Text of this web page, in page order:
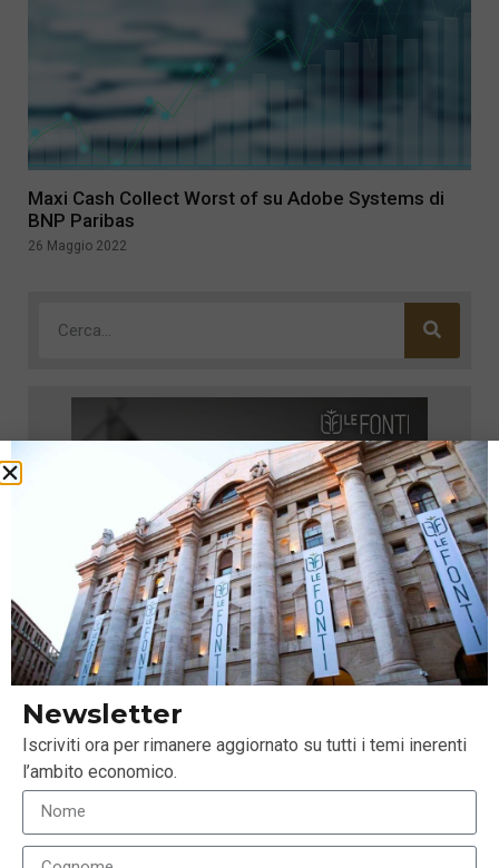
Maxi Cash Collect Worst of su Adobe Systems di
BNP Paribas
26 Maggio 2022
Newsletter
Iscriviti ora per rimanere aggiornato su tutti i temi inerenti
l’ambito economico.